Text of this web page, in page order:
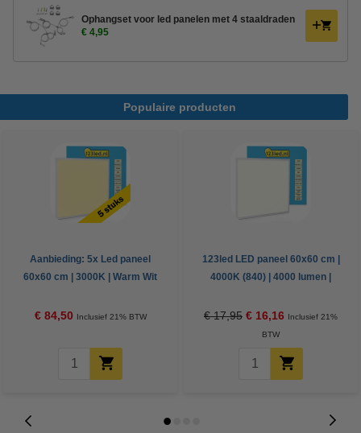
Ophangset voor led panelen met 4 staaldraden
€ 4,95
Populaire producten
Aanbieding: 5x Led paneel
60x60 cm | 3000K | Warm Wit
40W
€ 84,50 Inclusief 21% BTW
123led LED paneel 60x60 cm |
4000K (840) | 4000 lumen |
€ 17,95 € 16,16 Inclusief 21%
BTW